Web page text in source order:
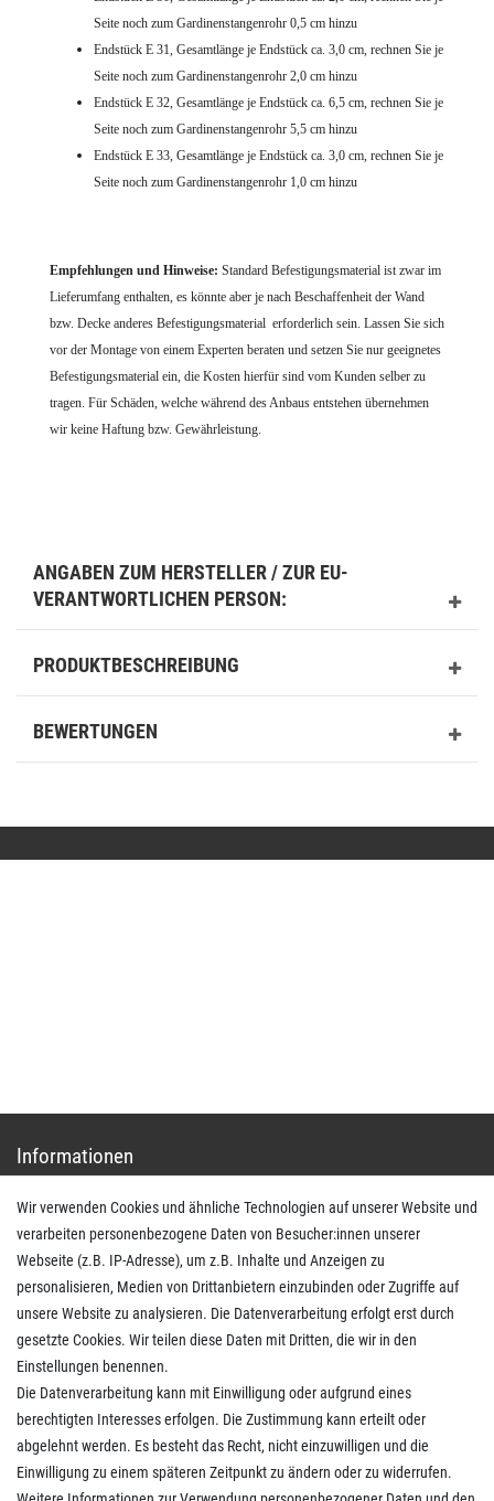
Seite noch zum Gardinenstangenrohr 0,5 cm hinzu
Endstück E 31, Gesamtlänge je Endstück ca. 3,0 cm, rechnen Sie je
Seite noch zum Gardinenstangenrohr 2,0 cm hinzu
Endstück E 32, Gesamtlänge je Endstück ca. 6,5 cm, rechnen Sie je
Seite noch zum Gardinenstangenrohr 5,5 cm hinzu
Endstück E 33, Gesamtlänge je Endstück ca. 3,0 cm, rechnen Sie je
Seite noch zum Gardinenstangenrohr 1,0 cm hinzu
Empfehlungen und Hinweise: Standard Befestigungsmaterial ist zwar im
Lieferumfang enthalten, es könnte aber je nach Beschaffenheit der Wand
bzw. Decke anderes Befestigungsmaterial erforderlich sein. Lassen Sie sich
vor der Montage von einem Experten beraten und setzen Sie nur geeignetes
Befestigungsmaterial ein, die Kosten hierfür sind vom Kunden selber zu
tragen. Für Schäden, welche während des Anbaus entstehen übernehmen
wir keine Haftung bzw. Gewährleistung.
ANGABEN ZUM HERSTELLER / ZUR EU-
VERANTWORTLICHEN PERSON:
PRODUKTBESCHREIBUNG
BEWERTUNGEN
Informationen
Impressum
AGB
Daten­schutz­erklärung
Widerrufs­recht
Kaufvertrag widerrufen
Kunden Service
Anmelden
Registrieren
Wir verwenden Cookies und ähnliche Technologien auf unserer Website und
verarbeiten personenbezogene Daten von Besucher:innen unserer
Webseite (z.B. IP-Adresse), um z.B. Inhalte und Anzeigen zu
personalisieren, Medien von Drittanbietern einzubinden oder Zugriffe auf
unsere Website zu analysieren. Die Datenverarbeitung erfolgt erst durch
gesetzte Cookies. Wir teilen diese Daten mit Dritten, die wir in den
Einstellungen benennen.
Die Datenverarbeitung kann mit Einwilligung oder aufgrund eines
berechtigten Interesses erfolgen. Die Zustimmung kann erteilt oder
abgelehnt werden. Es besteht das Recht, nicht einzuwilligen und die
Einwilligung zu einem späteren Zeitpunkt zu ändern oder zu widerrufen.